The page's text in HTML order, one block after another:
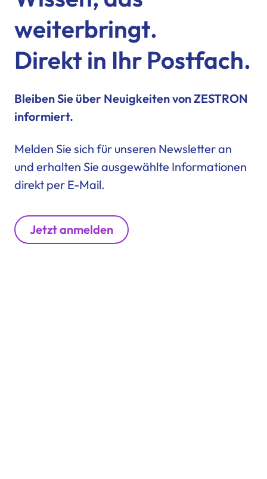
weiterbringt.
Direkt in Ihr Postfach.
Bleiben Sie über Neuigkeiten von ZESTRON
informiert.
Melden Sie sich für unseren Newsletter an
und erhalten Sie ausgewählte Informationen
direkt per E-Mail.
Jetzt anmelden